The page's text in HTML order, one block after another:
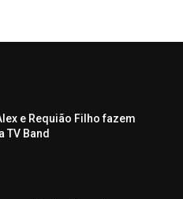
e Requião Filho fazem
TV Band